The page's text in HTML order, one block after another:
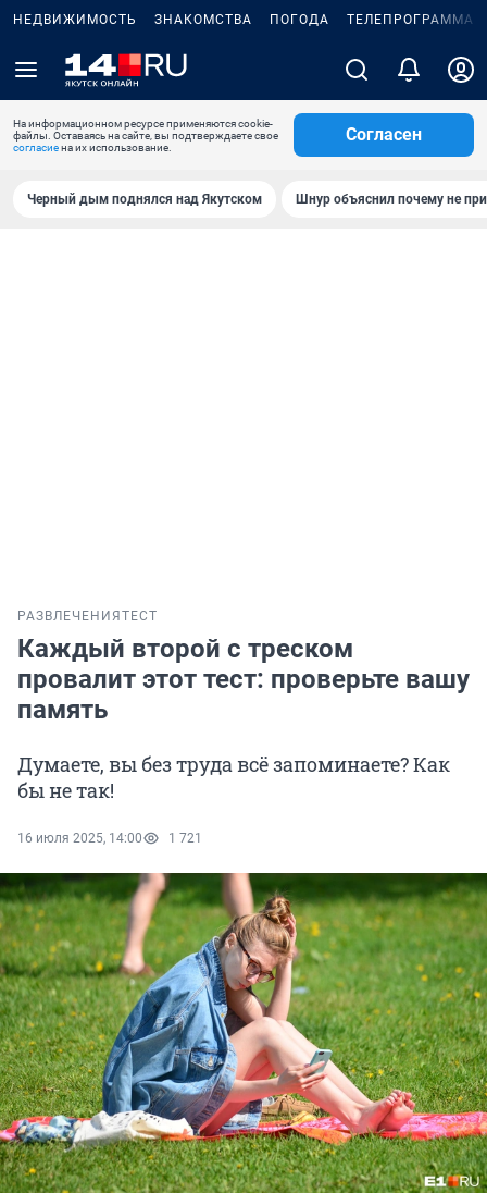
НЕДВИЖИМОСТЬ ЗНАКОМСТВА ПОГОДА ТЕЛЕПРОГРАММА
На информационном ресурсе применяются cookie-
файлы. Оставаясь на сайте, вы подтверждаете свое
согласиена их использование.
Согласен
Черный дым поднялся над Якутском Шнур объяснил почему не
РАЗВЛЕЧЕНИЯ ТЕСТ
Каждый второй с треском
провалит этот тест: проверьте вашу
память
Думаете, вы без труда всё запоминаете? Как
бы не так!
16 июля 2025, 14:00 1 721